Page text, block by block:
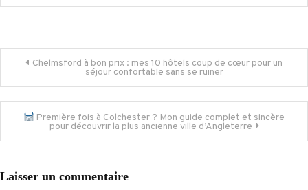
Navigation
de
l’article
Chelmsford à bon prix : mes 10 hôtels coup de cœur pour un
séjour confortable sans se ruiner
Première fois à Colchester ? Mon guide complet et sincère
pour découvrir la plus ancienne ville d’Angleterre
Laisser un commentaire